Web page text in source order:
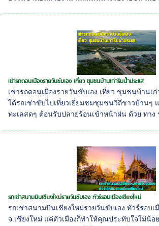
เช่ารถดอนเมืองรายวันขับเอง เที่ยว ชุมชนบ้านเก่าริมน้ำประแส
เช่ารถดอนเมืองรายวันขับเอง เที่ยว ชุมชนบ้านเ
ได้รถเช่าขับไปเที่ยวเยี่ยมชมชุมชนวิถีชาวบ้านๆ
ทะเลสดๆ ต้อนรับปลายร้อนเข้าหน้าฝน ด้วย ทาง
รถเช่าสนามบินเชียงใหม่รายวันขับเอง ทัวร์รอบเมืองเชียงใหม่
รถเช่าสนามบินเชียงใหม่รายวันขับเอง ทัวร์รอบเ
จ.เชียงใหม่ แค่ตัวเมืองก็ทำให้คุณประทับใจไม่น้อ